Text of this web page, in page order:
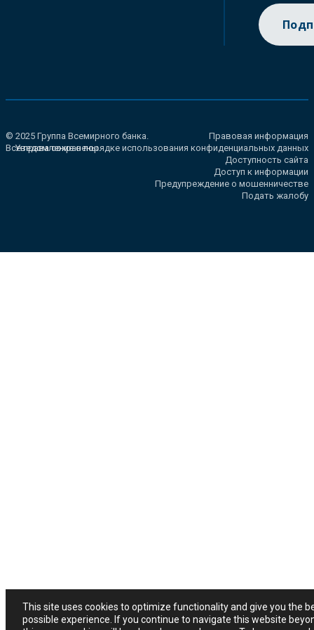
© 2025 Группа Всемирного банка.
Все права сохранены.
Правовая информация
Уведомление о порядке использования конфиденциальных данных
Доступность сайта
Доступ к информации
Предупреждение о мошенничестве
Подать жалобу
This site uses cookies to optimize functionality and give you the
possible experience. If you continue to navigate this website